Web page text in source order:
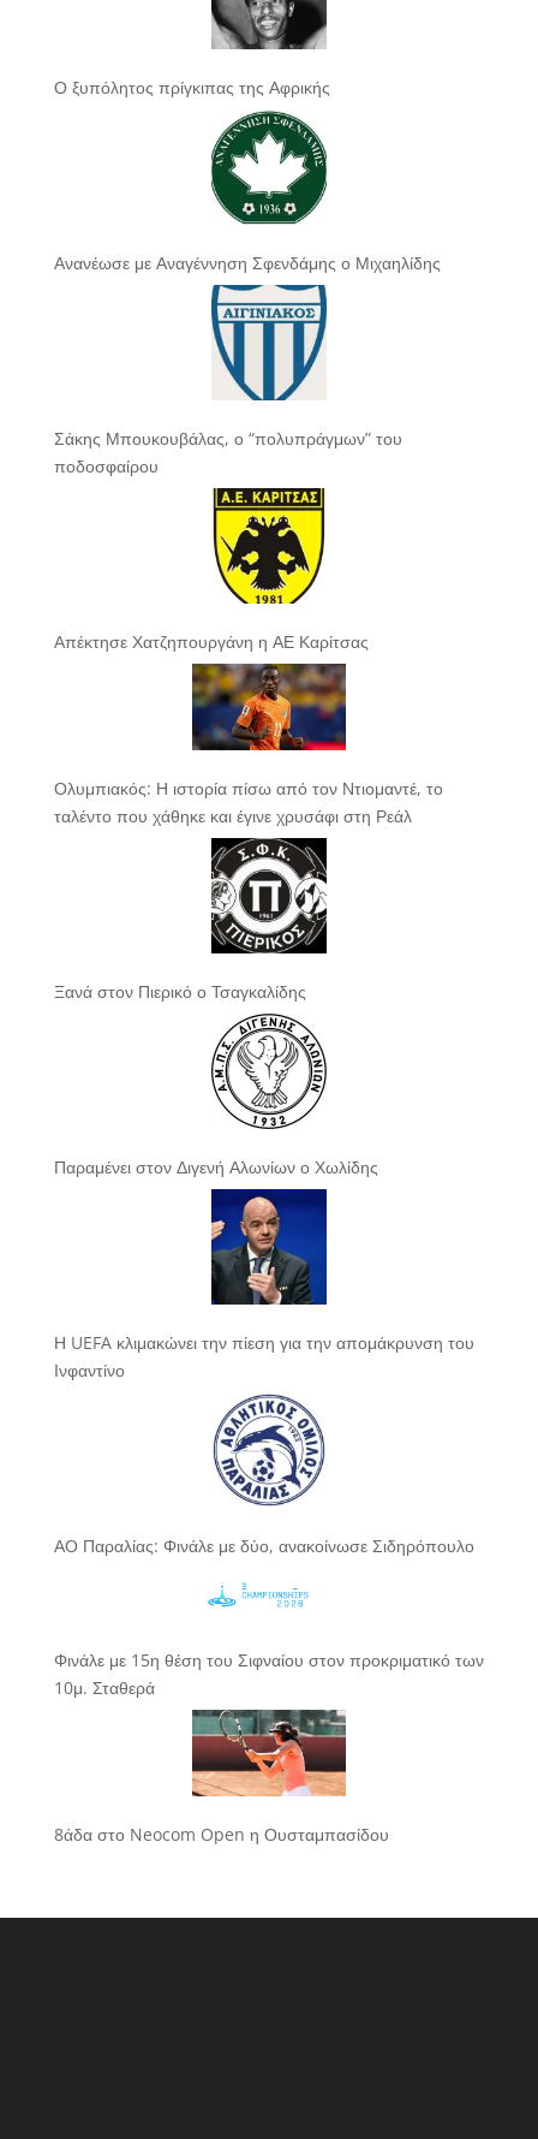
Ο ξυπόλητος πρίγκιπας της Αφρικής
Ανανέωσε με Αναγέννηση Σφενδάμης ο Μιχαηλίδης
Σάκης Μπουκουβάλας, ο “πολυπράγμων” του
ποδοσφαίρου
Απέκτησε Χατζηπουργάνη η ΑΕ Καρίτσας
Ολυμπιακός: Η ιστορία πίσω από τον Ντιομαντέ, το
ταλέντο που χάθηκε και έγινε χρυσάφι στη Ρεάλ
Ξανά στον Πιερικό ο Τσαγκαλίδης
Παραμένει στον Διγενή Αλωνίων ο Χωλίδης
Η UEFA κλιμακώνει την πίεση για την απομάκρυνση του
Ινφαντίνο
ΑΟ Παραλίας: Φινάλε με δύο, ανακοίνωσε Σιδηρόπουλο
Φινάλε με 15η θέση του Σιφναίου στον προκριματικό των
10μ. Σταθερά
8άδα στο Neocom Open η Ουσταμπασίδου